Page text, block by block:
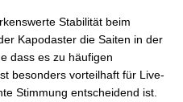
Stabilität beim
Kapodaster die Saiten in der
dass es zu häufigen
besonders vorteilhaft für Live-
Stimmung entscheidend ist.